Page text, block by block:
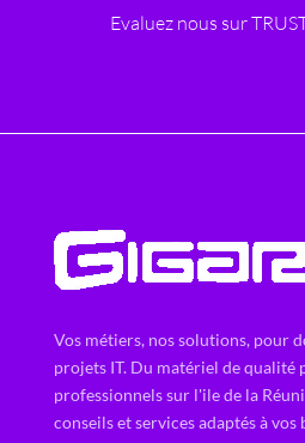
Evaluez nous sur
Vos métiers, nos solutions, pour
projets IT. Du matériel de qualité
professionnels sur l'ile de la
conseils et services adaptés à vos